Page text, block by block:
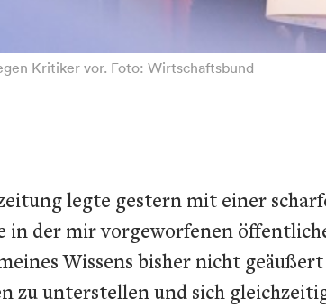
Kritiker vor. Foto: Wirtschaftsbund
legte gestern mit einer
in der mir vorgeworfenen
Wissens bisher nicht
zu unterstellen und sich